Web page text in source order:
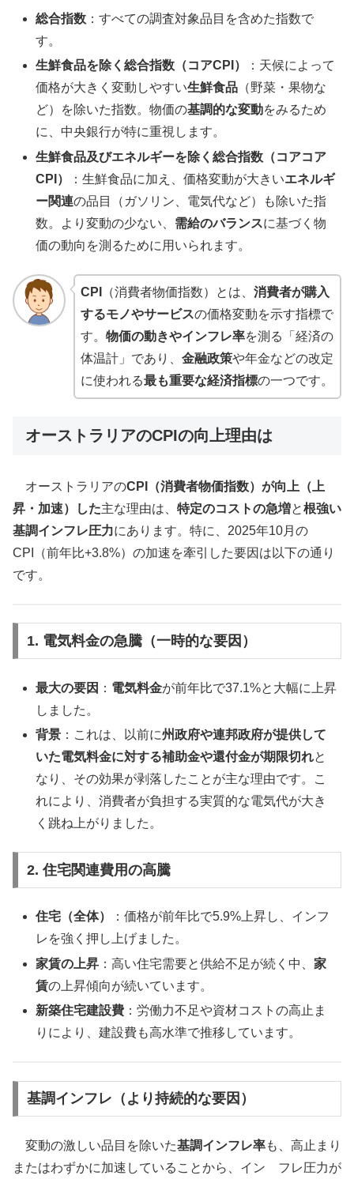
総合指数 ：すべての調査対象品目を含めた指数で
す。
生鮮食品を除く総合指数（コアCPI）
：天候によって
価格が大きく変動しやすい生鮮食品 （野菜・果物な
ど）を除いた指数。物価の基調的な変動をみるため
に、中央銀行が特に重視します。
生鮮食品及びエネルギーを除く総合指数（コアコア
CPI）
：生鮮食品に加え、価格変動が大きいエネルギ
ー関連の品目（ガソリン、電気代など）も除いた指
数。より変動の少ない、 需給のバランスに基づく物
価の動向を測るために用いられます。
CPI （消費者物価指数）とは、 消費者が購入
するモノやサービスの価格変動を示す指標で
す。 物価の動きやインフレ率を測る「経済の
体温計」であり、 金融政策や年金などの改定
に使われる最も重要な経済指標の一つです。
オーストラリアのCPIの向上理由は
オーストラリアのCPI（消費者物価指数）が向上（上
昇・加速）した主な理由は、 特定のコストの急増と根強い
基調インフレ圧力にあります。特に、2025年10月の
CPI（前年比+3.8%）の加速を牽引した要因は以下の通り
です。
1. 電気料金の急騰（一時的な要因）
最大の要因 ： 電気料金が前年比で37.1%と大幅に上昇
しました。
背景 ：これは、以前に州政府や連邦政府が提供して
いた電気料金に対する補助金や還付金が期限切れと
なり、その効果が剥落したことが主な理由です。こ
れにより、消費者が負担する実質的な電気代が大き
く跳ね上がりました。
2. 住宅関連費用の高騰
住宅（全体）
：価格が前年比で5.9%上昇し、インフ
レを強く押し上げました。
家賃の上昇 ：高い住宅需要と供給不足が続く中、家
賃の上昇傾向が続いています。
新築住宅建設費 ：労働力不足や資材コストの高止ま
りにより、建設費も高水準で推移しています。
基調インフレ（より持続的な要因）
変動の激しい品目を除いた基調インフレ率も、高止まり
またはわずかに加速していることから、イン フレ圧力が